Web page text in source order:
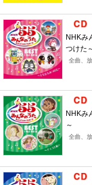
NHKみ
つけた
全曲、
NHKみ
～
全曲、